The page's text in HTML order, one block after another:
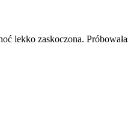
lekko zaskoczona.